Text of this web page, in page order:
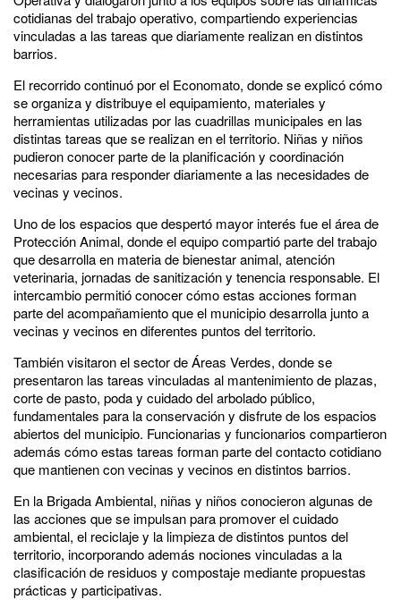
cotidianas del trabajo operativo, compartiendo experiencias
vinculadas a las tareas que diariamente realizan en distintos
barrios.
El recorrido continuó por el Economato, donde se explicó cómo
se organiza y distribuye el equipamiento, materiales y
herramientas utilizadas por las cuadrillas municipales en las
distintas tareas que se realizan en el territorio. Niñas y niños
pudieron conocer parte de la planificación y coordinación
necesarias para responder diariamente a las necesidades de
vecinas y vecinos.
Uno de los espacios que despertó mayor interés fue el área de
Protección Animal, donde el equipo compartió parte del trabajo
que desarrolla en materia de bienestar animal, atención
veterinaria, jornadas de sanitización y tenencia responsable. El
intercambio permitió conocer cómo estas acciones forman
parte del acompañamiento que el municipio desarrolla junto a
vecinas y vecinos en diferentes puntos del territorio.
También visitaron el sector de Áreas Verdes, donde se
presentaron las tareas vinculadas al mantenimiento de plazas,
corte de pasto, poda y cuidado del arbolado público,
fundamentales para la conservación y disfrute de los espacios
abiertos del municipio. Funcionarias y funcionarios compartieron
además cómo estas tareas forman parte del contacto cotidiano
que mantienen con vecinas y vecinos en distintos barrios.
En la Brigada Ambiental, niñas y niños conocieron algunas de
las acciones que se impulsan para promover el cuidado
ambiental, el reciclaje y la limpieza de distintos puntos del
territorio, incorporando además nociones vinculadas a la
clasificación de residuos y compostaje mediante propuestas
prácticas y participativas.